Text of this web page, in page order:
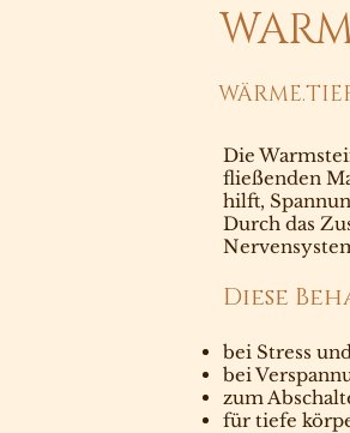
Die
fließenden
hilft,
Durch das
Diese
bei Stress
bei
zum
für tiefe